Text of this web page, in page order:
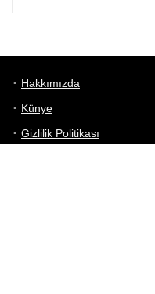
Hakkımızda
Künye
Gizlilik Politikası